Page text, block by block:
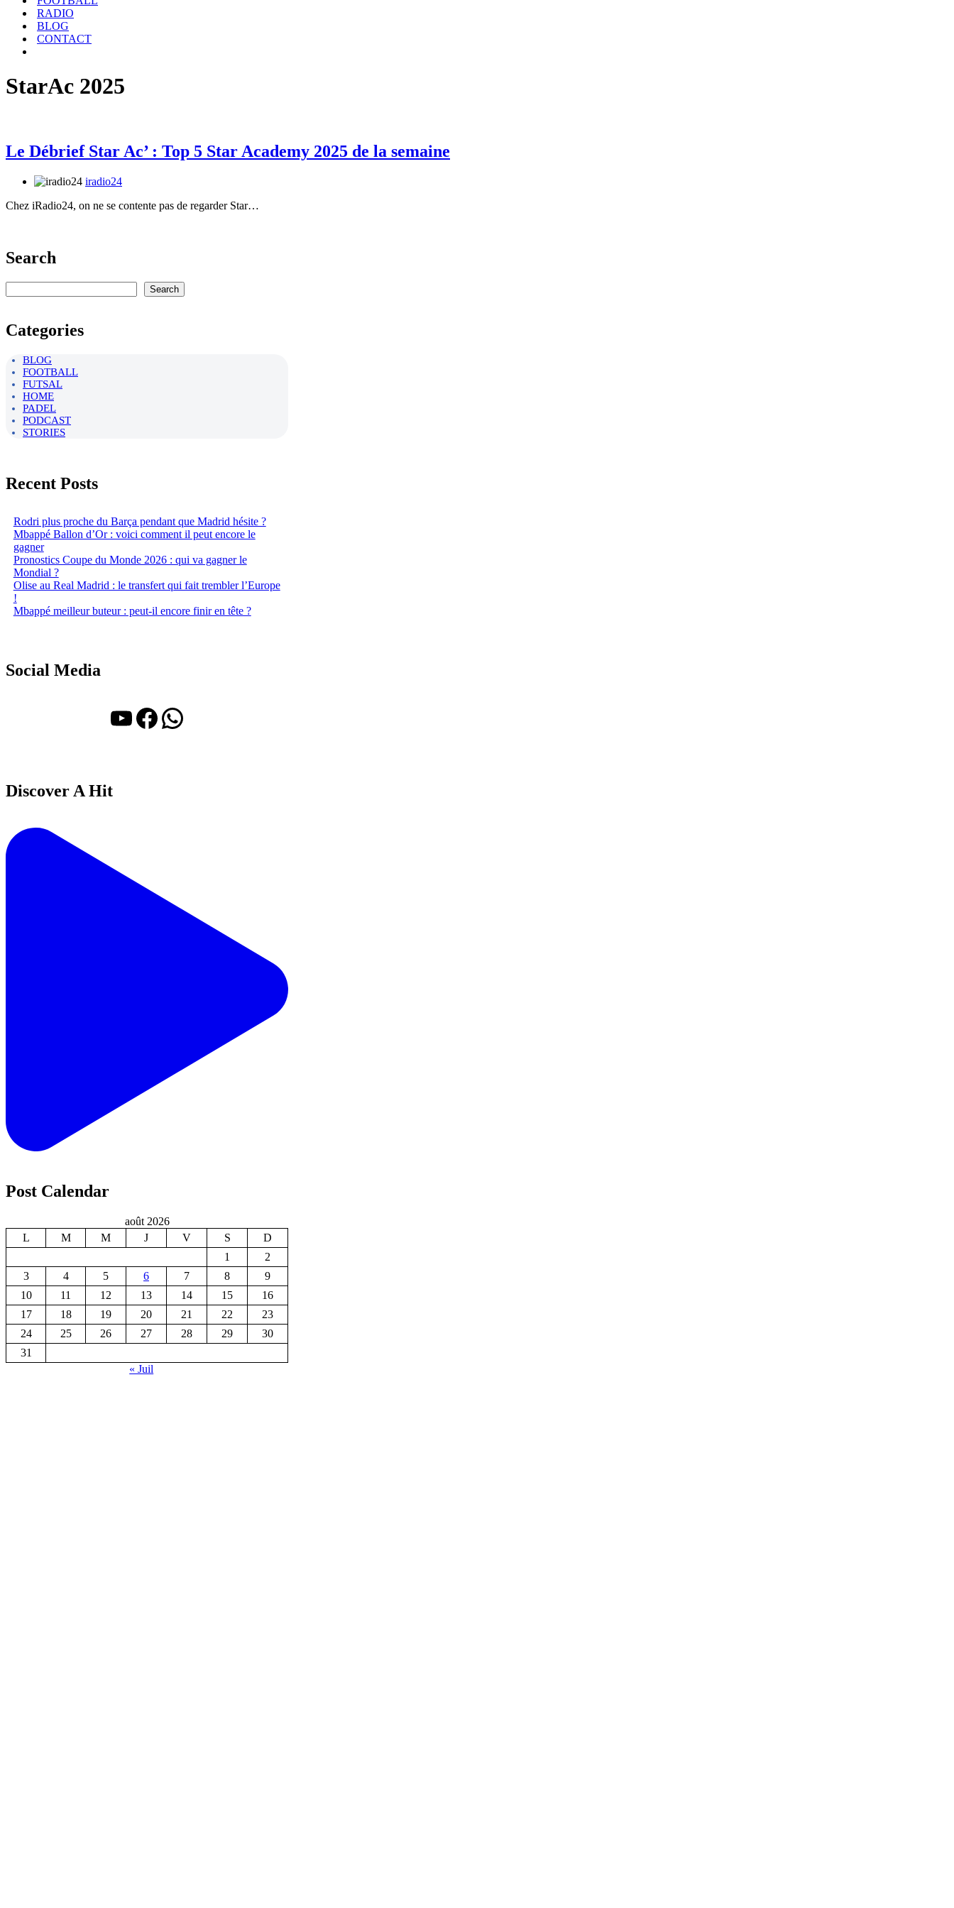
RADIO
BLOG
CONTACT
StarAc 2025
Le Débrief Star Ac’ : Top 5 Star Academy 2025 de la semaine
iradio24
Chez iRadio24, on ne se contente pas de regarder Star…
Search
Search
Categories
BLOG
FOOTBALL
FUTSAL
HOME
PADEL
PODCAST
STORIES
Recent Posts
Rodri plus proche du Barça pendant que Madrid hésite ?
Mbappé Ballon d’Or : voici comment il peut encore le
gagner
Pronostics Coupe du Monde 2026 : qui va gagner le
Mondial ?
Olise au Real Madrid : le transfert qui fait trembler l’Europe
!
Mbappé meilleur buteur : peut-il encore finir en tête ?
Social Media
YouTube
Facebook
WhatsApp
Discover A Hit
Post Calendar
août 2026
L
M M J V S
D
1
2
3
4 5 6 7 8
9
10
11 12 13 14 15
16
17
18 19 20 21 22
23
24
25 26 27 28 29
30
31
« Juil